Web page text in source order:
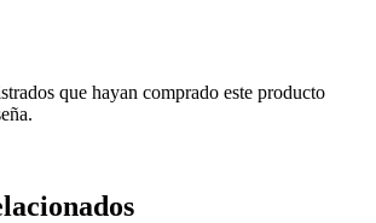
que hayan comprado este producto